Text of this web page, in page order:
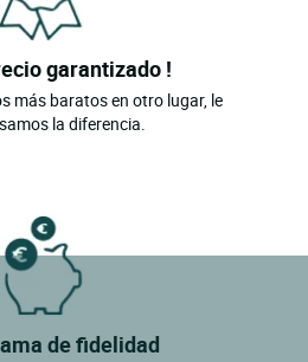
garantizado !
más baratos en otro lugar, le
la diferencia.
de fidelidad